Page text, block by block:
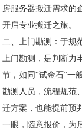
房服务器搬迁需求的
开启专业搬迁之旅。
二、上门勘测：于规
上门勘测，是判断力
节，如同“试金石”一
勘测人员，流程规范
迁方案，也能提前预
一眼，随意报价，为